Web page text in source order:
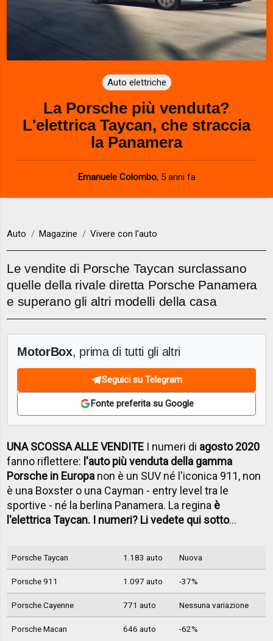
Auto elettriche
La Porsche più venduta?
L'elettrica Taycan, che straccia
la Panamera
Emanuele Colombo, 5 anni fa
Auto Magazine Vivere con l'auto
Le vendite di Porsche Taycan surclassano
quelle della rivale diretta Porsche Panamera
e superano gli altri modelli della casa
MotorBox, prima di tutti gli altri
Seguici su Telegram
Fonte preferita su Google
UNA SCOSSA ALLE VENDITE I numeri di agosto 2020
fanno riflettere: l'auto più venduta della gamma
Porsche in Europa non è un SUV né l'iconica 911, non
è una Boxster o una Cayman - entry level tra le
sportive - né la berlina Panamera. La regina è
l'elettrica Taycan. I numeri? Li vedete qui sotto...
Porsche Taycan 1.183 auto Nuova
Porsche 911 1.097 auto -37%
Porsche Cayenne 771 auto Nessuna variazione
Porsche Macan 646 auto -62%